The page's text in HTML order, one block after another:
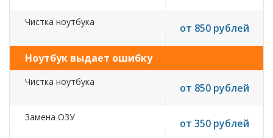
Чистка ноутбука от 850 рублей
Ноутбук выдает ошибку
Чистка ноутбука от 850 рублей
Замена ОЗУ от 350 рублей